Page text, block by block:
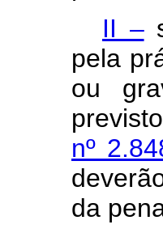
II –
pela
ou
nº
da